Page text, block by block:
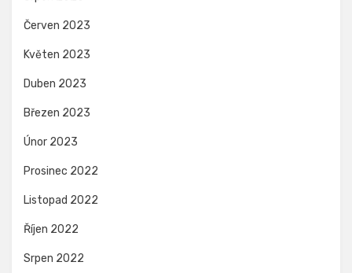
Červen 2023
Květen 2023
Duben 2023
Březen 2023
Únor 2023
Prosinec 2022
Listopad 2022
Říjen 2022
Srpen 2022